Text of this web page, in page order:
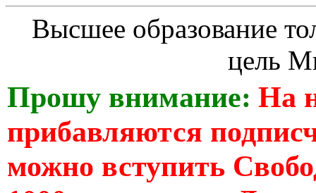
Высшее образование
цель
Прошу внимание: На
прибавляются
можно вступить